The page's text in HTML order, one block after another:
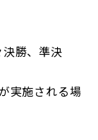
勝、準決
実施される場